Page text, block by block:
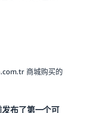
商城购买的
布了第一个可